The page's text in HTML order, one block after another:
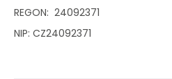
REGON: 24092371
NIP: CZ24092371